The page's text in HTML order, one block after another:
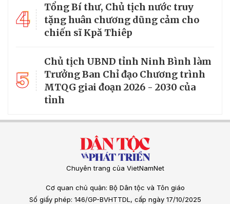
4
Tổng Bí thư, Chủ tịch nước truy
tặng huân chương dũng cảm cho
chiến sĩ Kpă Thiêp
5
Chủ tịch UBND tỉnh Ninh Bình làm
Trưởng Ban Chỉ đạo Chương trình
MTQG giai đoạn 2026 - 2030 của
tỉnh
Chuyên trang của VietNamNet
Cơ quan chủ quản: Bộ Dân tộc và Tôn giáo
Số giấy phép: 146/GP-BVHTTDL, cấp ngày 17/10/2025